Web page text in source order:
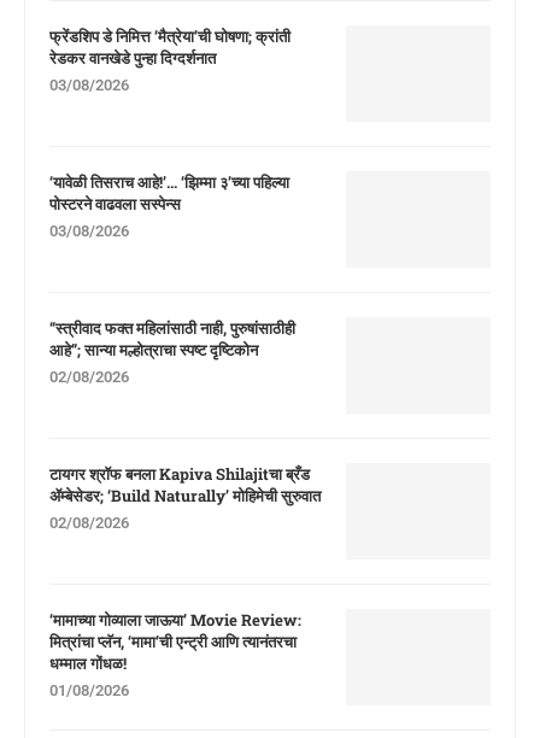
फ्रेंडशिप डे निमित्त ‘मैत्रेया’ची घोषणा; क्रांती
रेडकर वानखेडे पुन्हा दिग्दर्शनात
03/08/2026
‘यावेळी तिसराच आहे!’… ‘झिम्मा ३’च्या पहिल्या
पोस्टरने वाढवला सस्पेन्स
03/08/2026
“स्त्रीवाद फक्त महिलांसाठी नाही, पुरुषांसाठीही
आहे”; सान्या मल्होत्राचा स्पष्ट दृष्टिकोन
02/08/2026
टायगर श्रॉफ बनला Kapiva Shilajitचा ब्रँड
ॲम्बेसेडर; ‘Build Naturally’ मोहिमेची सुरुवात
02/08/2026
‘मामाच्या गोव्याला जाऊया’ Movie Review:
मित्रांचा प्लॅन, ‘मामा’ची एन्ट्री आणि त्यानंतरचा
धम्माल गोंधळ!
01/08/2026